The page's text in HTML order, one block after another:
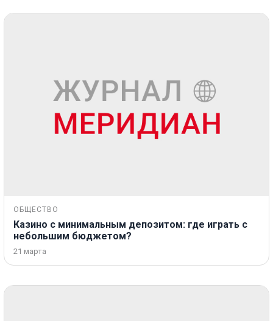
ОБЩЕСТВО
Казино с минимальным депозитом: где играть с
небольшим бюджетом?
21 марта